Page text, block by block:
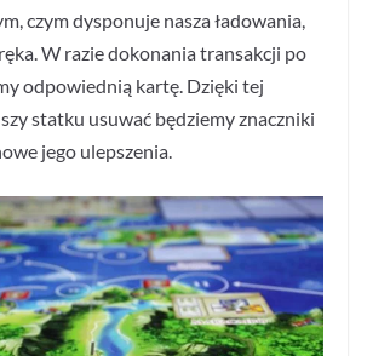
czym dysponuje nasza ładowania,
W razie dokonania transakcji po
odpowiednią kartę. Dzięki tej
statku usuwać będziemy znaczniki
jego ulepszenia.